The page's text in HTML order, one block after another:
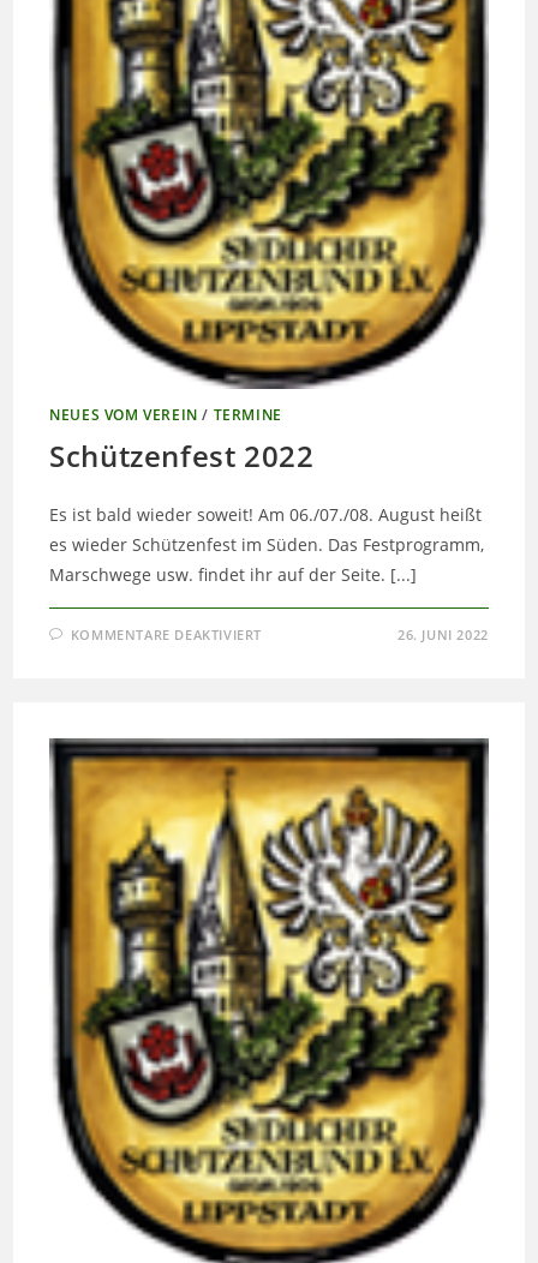
NEUES VOM VEREIN / TERMINE
Schützenfest 2022
Es ist bald wieder soweit! Am 06./07./08. August heißt
es wieder Schützenfest im Süden. Das Festprogramm,
Marschwege usw. findet ihr auf der Seite. [...]
KOMMENTARE DEAKTIVIERT 26. JUNI 2022